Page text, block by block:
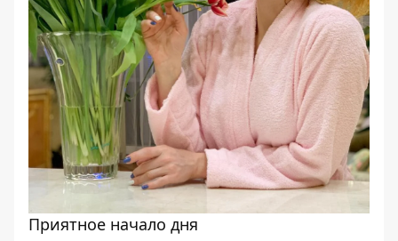
Приятное начало дня